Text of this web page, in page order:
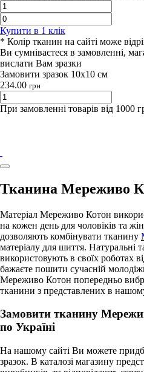
Купити в 1 клiк
* Колір тканин на сайті може
Ви сумніваєтеся в замовленні,
вислати Вам зразки
Замовити зразок 10х10 см
234.00 грн
При замовленні товарів від 1000
Тканина Мереживо
Матеріал Мереживо Котон
на кожен день для чоловіків та
дозволяють комбінувати тканину
матеріалу для шиття. Натуральні
використовують в своїх роботах
бажаєте пошити сучасній
Мереживо Котон попередньо
тканини з представлених в
Замовити тканину
по Україні
На нашому сайті Ви можете
зразок. В каталозі магазину